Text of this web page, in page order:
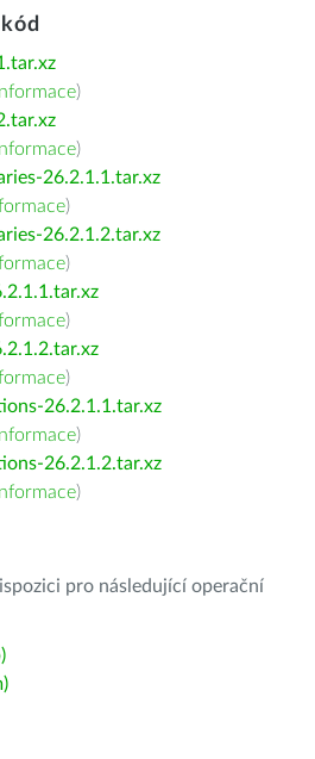
Informace)
Informace)
26.2.1.1.tar.xz
)
26.2.1.2.tar.xz
)
)
)
26.2.1.1.tar.xz
Informace)
26.2.1.2.tar.xz
Informace)
pro následující operační